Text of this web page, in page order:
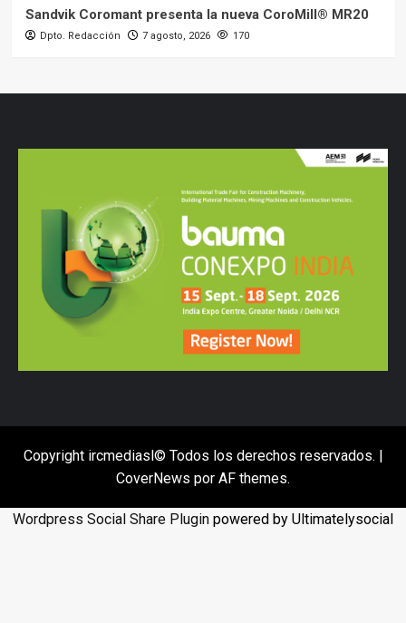
Sandvik Coromant presenta la nueva CoroMill® MR20
Dpto. Redacción 7 agosto, 2026 170
Copyright ircmediasl© Todos los derechos reservados. |
CoverNews por AF themes.
Wordpress Social Share Plugin powered by Ultimatelysocial